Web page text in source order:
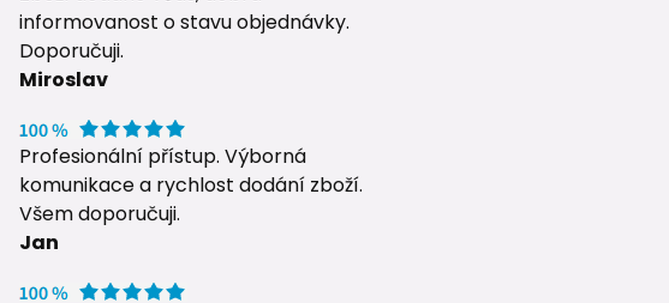
informovanost o stavu objednávky.
Doporučuji.
Miroslav
Profesionální přístup. Výborná
komunikace a rychlost dodání zboží.
Všem doporučuji.
Jan